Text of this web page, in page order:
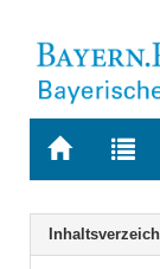
Zur
Zur